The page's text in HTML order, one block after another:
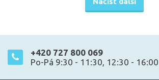
+420 727 800 069
Po-Pá 9:30 - 11:30, 12:30 - 16:00